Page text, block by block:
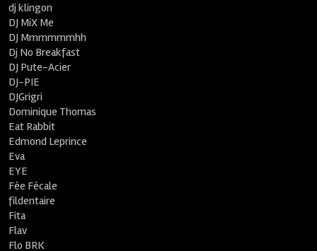
dj klingon
DJ MiX Me
DJ Mmmmmmhh
Dj No Breakfast
DJ Pute-Acier
DJ-PIE
DJGrigri
Dominique Thomas
Eat Rabbit
Edmond Leprince
Eva
EYE
Fée Fécale
fildentaire
Fita
Flav
Flo BRK